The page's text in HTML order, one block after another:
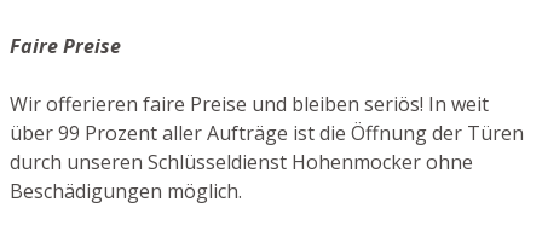
Faire Preise
Wir offerieren faire Preise und bleiben seriös! In weit
über 99 Prozent aller Aufträge ist die Öffnung der Türen
durch unseren Schlüsseldienst Hohenmocker ohne
Beschädigungen möglich.